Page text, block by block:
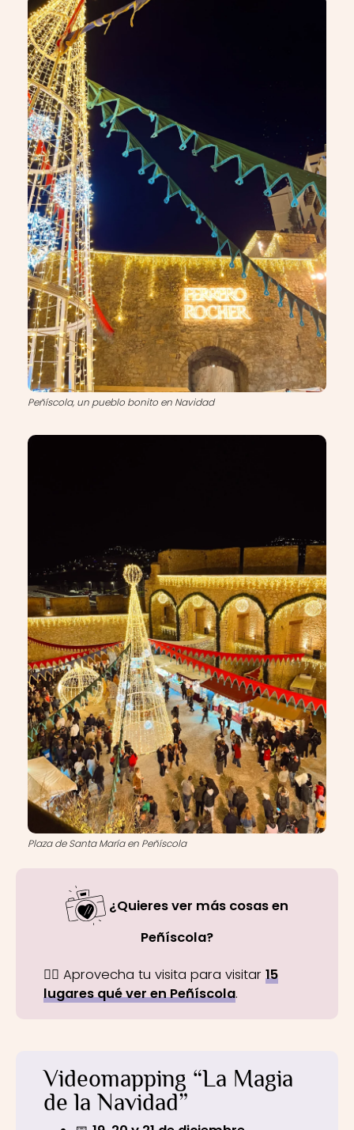
Peñíscola, un pueblo bonito en Navidad
Plaza de Santa María en Peñíscola
¿Quieres ver más cosas en
Peñíscola?
👉🏼 Aprovecha tu visita para visitar 15
lugares qué ver en Peñíscola.
Videomapping “La Magia
de la Navidad”